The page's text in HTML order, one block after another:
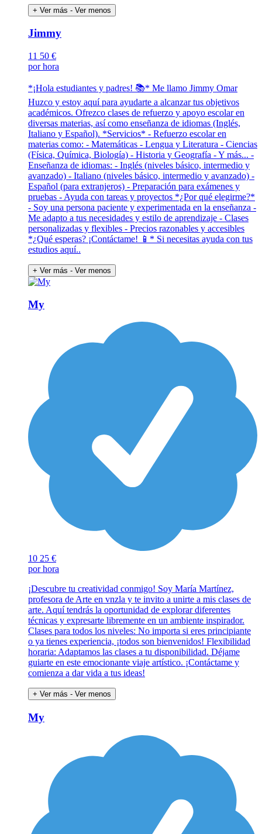
+ Ver más - Ver menos
Jimmy
11 50 €
por hora
*¡Hola estudiantes y padres! 📚* Me llamo Jimmy Omar
Huzco y estoy aquí para ayudarte a alcanzar tus objetivos
académicos. Ofrezco clases de refuerzo y apoyo escolar en
diversas materias, así como enseñanza de idiomas (Inglés,
Italiano y Español). *Servicios* - Refuerzo escolar en
materias como: - Matemáticas - Lengua y Literatura - Ciencias
(Física, Química, Biología) - Historia y Geografía - Y más... -
Enseñanza de idiomas: - Inglés (niveles básico, intermedio y
avanzado) - Italiano (niveles básico, intermedio y avanzado) -
Español (para extranjeros) - Preparación para exámenes y
pruebas - Ayuda con tareas y proyectos *¿Por qué elegirme?*
- Soy una persona paciente y experimentada en la enseñanza -
Me adapto a tus necesidades y estilo de aprendizaje - Clases
personalizadas y flexibles - Precios razonables y accesibles
*¿Qué esperas? ¡Contáctame! 📱* Si necesitas ayuda con tus
estudios aquí..
+ Ver más - Ver menos
My
10 25 €
por hora
¡Descubre tu creatividad conmigo! Soy María Martínez,
profesora de Arte en vnzla y te invito a unirte a mis clases de
arte. Aquí tendrás la oportunidad de explorar diferentes
técnicas y expresarte libremente en un ambiente inspirador.
Clases para todos los niveles: No importa si eres principiante
o ya tienes experiencia, ¡todos son bienvenidos! Flexibilidad
horaria: Adaptamos las clases a tu disponibilidad. Déjame
guiarte en este emocionante viaje artístico. ¡Contáctame y
comienza a dar vida a tus ideas!
+ Ver más - Ver menos
My